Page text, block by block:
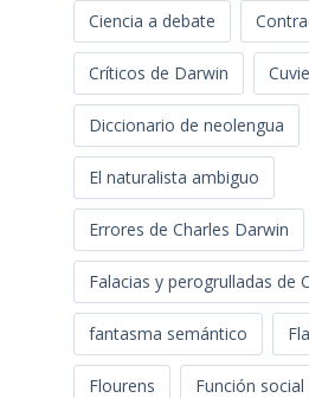
Ciencia a debate
Críticos de Darwin
Diccionario de neolengua
El naturalista ambiguo
Errores de Charles Darwin
Falacias y perogrulladas de
fantasma semántico
Flourens Función